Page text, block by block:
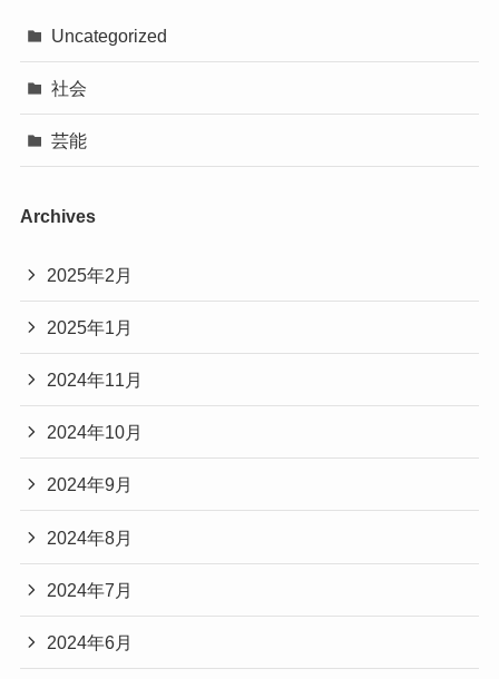
Uncategorized
社会
芸能
Archives
2025年2月
2025年1月
2024年11月
2024年10月
2024年9月
2024年8月
2024年7月
2024年6月